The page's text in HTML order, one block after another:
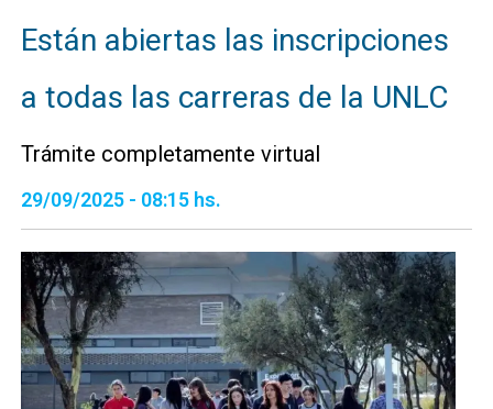
Están abiertas las inscripciones
a todas las carreras de la UNLC
Trámite completamente virtual
29/09/2025 - 08:15 hs.